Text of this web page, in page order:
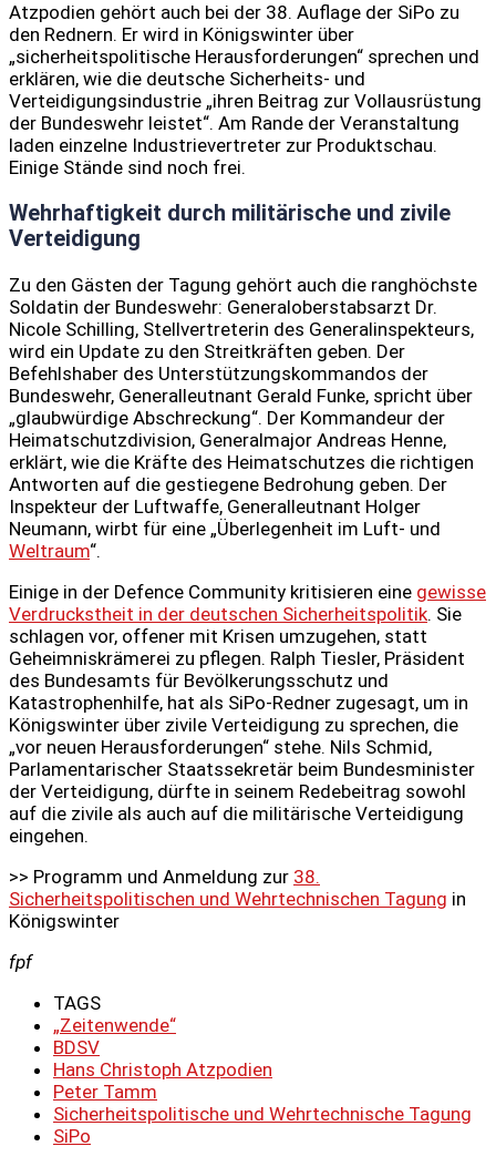
Atzpodien gehört auch bei der 38. Auflage der SiPo zu
den Rednern. Er wird in Königswinter über
„sicherheitspolitische Herausforderungen“ sprechen und
erklären, wie die deutsche Sicherheits- und
Verteidigungsindustrie „ihren Beitrag zur Vollausrüstung
der Bundeswehr leistet“. Am Rande der Veranstaltung
laden einzelne Industrievertreter zur Produktschau.
Einige Stände sind noch frei.
Wehrhaftigkeit durch militärische und zivile
Verteidigung
Zu den Gästen der Tagung gehört auch die ranghöchste
Soldatin der Bundeswehr: Generaloberstabsarzt Dr.
Nicole Schilling, Stellvertreterin des Generalinspekteurs,
wird ein Update zu den Streitkräften geben. Der
Befehlshaber des Unterstützungskommandos der
Bundeswehr, Generalleutnant Gerald Funke, spricht über
„glaubwürdige Abschreckung“. Der Kommandeur der
Heimatschutzdivision, Generalmajor Andreas Henne,
erklärt, wie die Kräfte des Heimatschutzes die richtigen
Antworten auf die gestiegene Bedrohung geben. Der
Inspekteur der Luftwaffe, Generalleutnant Holger
Neumann, wirbt für eine „Überlegenheit im Luft- und
Weltraum“.
Einige in der Defence Community kritisieren eine gewisse
Verdruckstheit in der deutschen Sicherheitspolitik. Sie
schlagen vor, offener mit Krisen umzugehen, statt
Geheimniskrämerei zu pflegen. Ralph Tiesler, Präsident
des Bundesamts für Bevölkerungsschutz und
Katastrophenhilfe, hat als SiPo-Redner zugesagt, um in
Königswinter über zivile Verteidigung zu sprechen, die
„vor neuen Herausforderungen“ stehe. Nils Schmid,
Parlamentarischer Staatssekretär beim Bundesminister
der Verteidigung, dürfte in seinem Redebeitrag sowohl
auf die zivile als auch auf die militärische Verteidigung
eingehen.
>> Programm und Anmeldung zur 38.
Sicherheitspolitischen und Wehrtechnischen Tagung in
Königswinter
fpf
TAGS
„Zeitenwende“
BDSV
Hans Christoph Atzpodien
Peter Tamm
Sicherheitspolitische und Wehrtechnische Tagung
SiPo